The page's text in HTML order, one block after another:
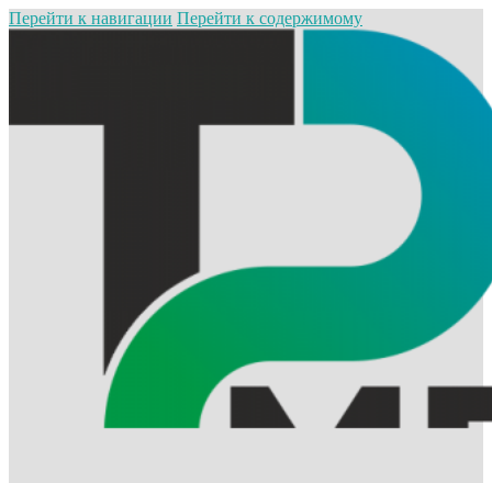
Перейти к навигации Перейти к содержимому